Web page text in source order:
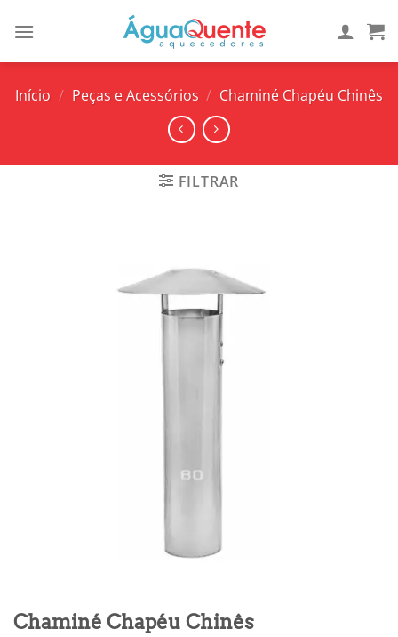
Início / Peças e Acessórios / Chaminé Chapéu Chinês
FILTRAR
Chaminé Chapéu Chinês